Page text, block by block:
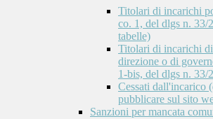
Titolari di incarichi
co. 1, del dlgs n. 33/
tabelle)
Titolari di incarichi
direzione o di
1-bis, del dlgs n. 33/
Cessati dall'incarico
pubblicare sul sito
Sanzioni per mancata